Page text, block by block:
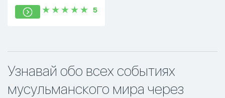
округ, Россия, 628661
5
Узнавай обо всех событиях
мусульманского мира через